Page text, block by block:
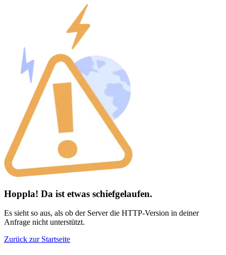
Hoppla! Da ist etwas schiefgelaufen.
Es sieht so aus, als ob der Server die HTTP-Version in deiner
Anfrage nicht unterstützt.
Zurück zur Startseite